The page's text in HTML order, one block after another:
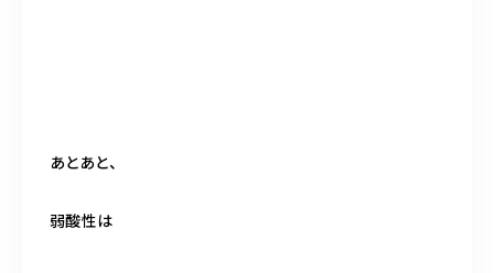
あとあと、
弱酸性は